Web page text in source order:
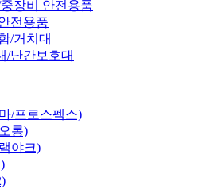
장비 안전용품
전용품
/거치대
/난간보호대
/프로스펙스)
롱)
야크)